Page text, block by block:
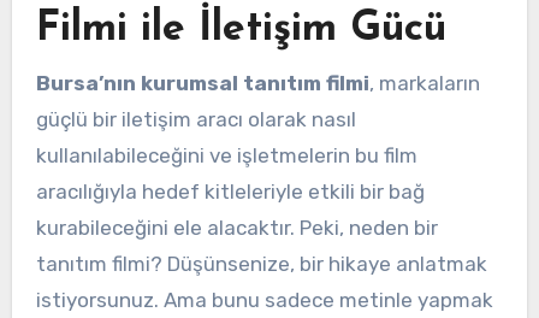
Filmi ile İletişim Gücü
Bursa’nın kurumsal tanıtım filmi, markaların
güçlü bir iletişim aracı olarak nasıl
kullanılabileceğini ve işletmelerin bu film
aracılığıyla hedef kitleleriyle etkili bir bağ
kurabileceğini ele alacaktır. Peki, neden bir
tanıtım filmi? Düşünsenize, bir hikaye anlatmak
istiyorsunuz. Ama bunu sadece metinle yapmak